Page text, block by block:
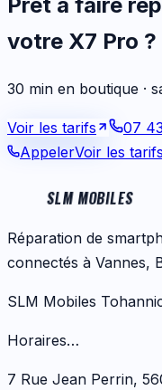
votre X7 Pro ?
30 min en boutique ·
Voir les tarifs 07
AppelerVoir les tarifs
SLM MOBILES
Réparation de
connectés à Vannes,
SLM Mobiles
Horaires…
7 Rue Jean Perrin,